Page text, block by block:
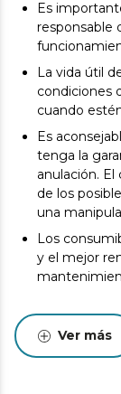
Es
responsable
La vida útil
condiciones
cuando
Es
tenga la
anulación. El
de los
una
Los
y el mejor
Ver más